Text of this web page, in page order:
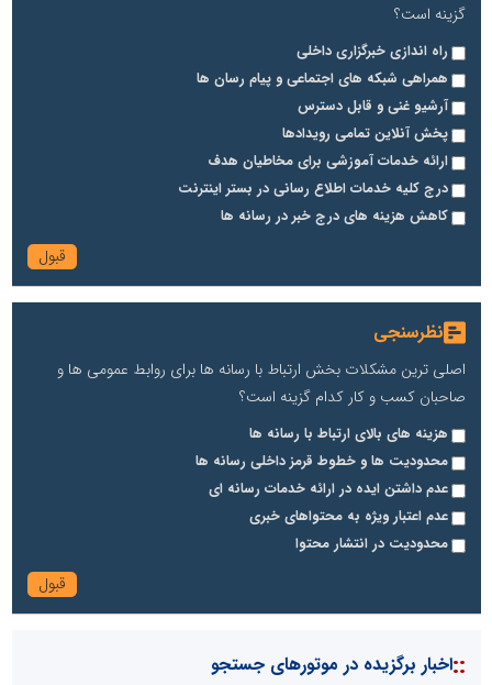
گزینه است؟
راه اندازی خبرگزاری داخلی
همراهی شبکه های اجتماعی و پیام رسان ها
آرشیو غنی و قابل دسترس
پخش آنلاین تمامی رویدادها
ارائه خدمات آموزشی برای مخاطیان هدف
درج کلیه خدمات اطلاع رسانی در بستر اینترنت
کاهش هزینه های درج خبر در رسانه ها
نظرسنجی
اصلی ترین مشکلات بخش ارتباط با رسانه ها برای روابط عمومی ها و
صاحبان کسب و کار کدام گزینه است؟
هزینه های بالای ارتباط با رسانه ها
محدودیت ها و خطوط قرمز داخلی رسانه ها
عدم داشتن ایده در ارائه خدمات رسانه ای
عدم اعتبار ویژه به محتواهای خبری
محدودیت در انتشار محتوا
::اخبار برگزیده در موتورهای جستجو